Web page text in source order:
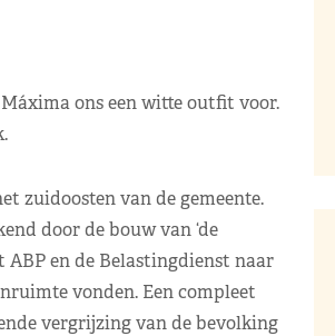
ons een witte outfit voor.
zuidoosten van de gemeente.
door de bouw van ‘de
ABP en de Belastingdienst naar
vonden. Een compleet
vergrijzing van de bevolking